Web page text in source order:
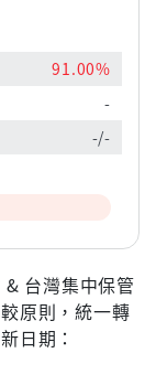
91.00%
-
-/-
台灣集中保管
原則，統一轉
日期：